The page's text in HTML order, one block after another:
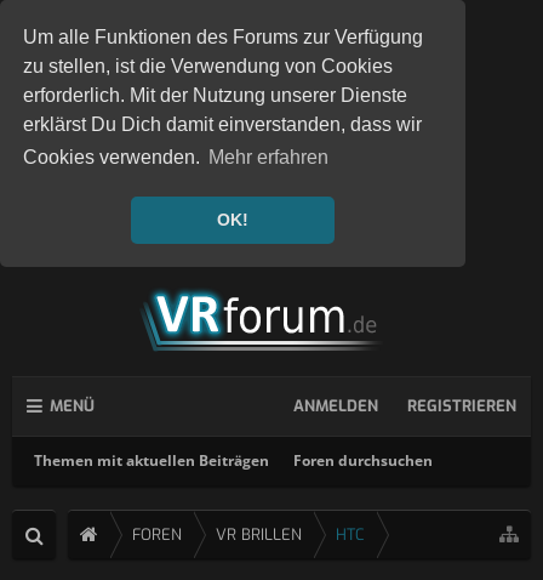
Um alle Funktionen des Forums zur Verfügung
zu stellen, ist die Verwendung von Cookies
erforderlich. Mit der Nutzung unserer Dienste
erklärst Du Dich damit einverstanden, dass wir
Cookies verwenden. Mehr erfahren
OK!
MENÜ
Themen mit aktuellen Beiträgen Foren durchsuchen
ANMELDEN REGISTRIEREN
FOREN VR BRILLEN HTC